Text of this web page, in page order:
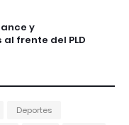
y
frente del PLD
Deportes